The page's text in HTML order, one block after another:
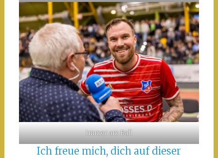
Immer am Ball
Ich freue mich, dich auf dieser